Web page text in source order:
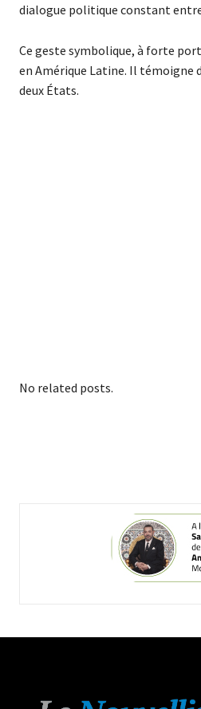
dialogue politique constant
Ce geste symbolique, à forte
en Amérique Latine. Il témoigne
deux États.
No related posts.